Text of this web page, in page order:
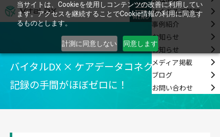
当サイトは、Cookieを使用しコンテンツの改善に利用してい
ます。アクセスを継続することでCookie情報の利用に同意す
るものとします。
計測に同意しない 同意します
MENU
よくあるご質問
事例紹介
お知らせ
お知らせ
メディア掲載
ブログ
お問い合わせ
バイタルDX × ケアデータコネクト連携で、
記録の手間がほぼゼロに！